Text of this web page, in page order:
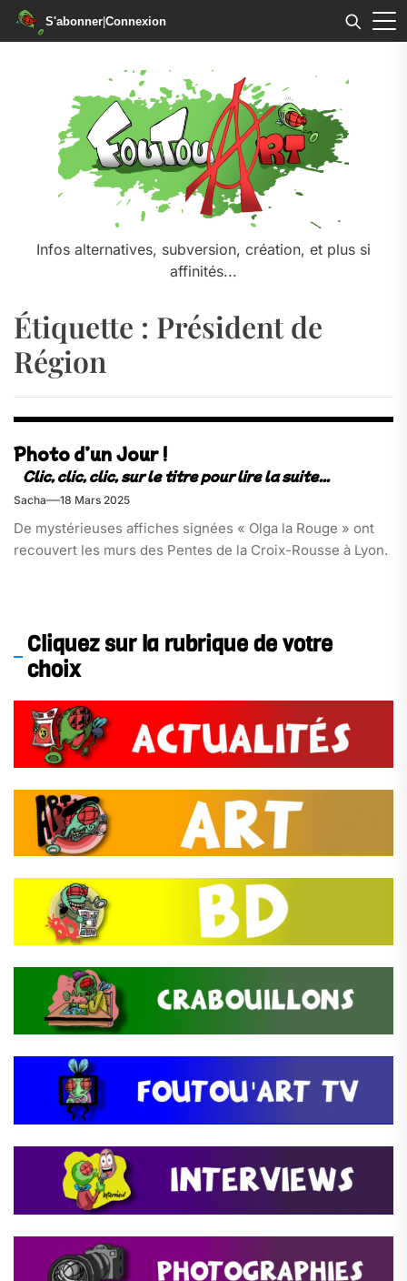
S'abonner|Connexion
Infos alternatives, subversion, création, et plus si
affinités...
Étiquette : Président de
Région
Photo d’un Jour !
Sacha 18 Mars 2025
De mystérieuses affiches signées « Olga la Rouge » ont
recouvert les murs des Pentes de la Croix-Rousse à Lyon.
Cliquez sur la rubrique de votre
choix